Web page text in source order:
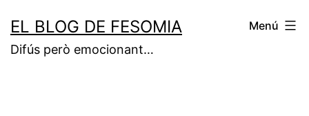
contingut
EL BLOG DE FESOMIA
Difús però emocionant…
Menú